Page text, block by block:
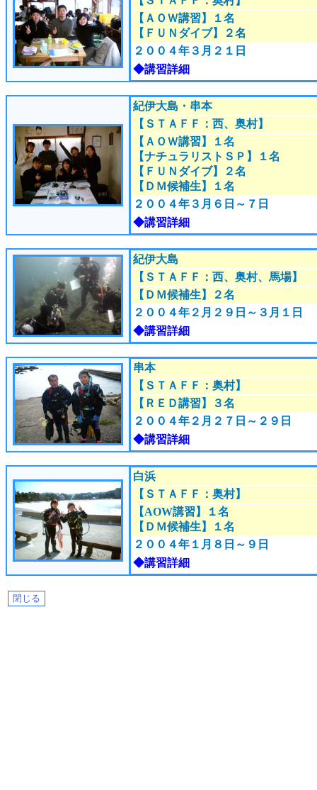
【ＡＯＷ講習】１名
【ＦＵＮダイブ】２名
２００４年３月２１日
◆講習詳細
紀伊大島・串本
【ＳＴＡＦＦ：西、奥村】
【ＡＯＷ講習】１名
【ナチュラリストＳＰ】１名
【ＦＵＮダイブ】２名
【ＤＭ候補生】１名
２００４年３月６日～７ 日
◆講習詳細
紀伊大島
【ＳＴＡＦＦ：西、奥村、馬場】
【ＤＭ候補生】２名
２００４年２月２９日～３月１ 日
◆講習詳細
串本
【ＳＴＡＦＦ：奥村】
【ＲＥＤ講習】３名
２００４年２月２７日～２９ 日
◆講習詳細
白浜
【ＳＴＡＦＦ：奥村】
【AOW講習】１名
【ＤＭ候補生】１名
２００４年１月８日～９ 日
◆講習詳細